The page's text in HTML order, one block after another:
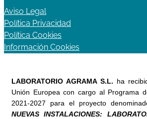
Aviso Legal
Política Privacidad
Política Cookies
Información Cookies
LABORATORIO AGRAMA S.L. ha
Unión Europea con cargo al Programa
2021-2027 para el proyecto
NUEVAS INSTALACIONES: